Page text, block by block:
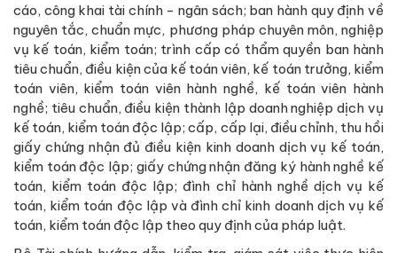
cáo, công khai tài chính - ngân sách; ban hành quy định về
nguyên tắc, chuẩn mực, phương pháp chuyên môn, nghiệp
vụ kế toán, kiểm toán; trình cấp có thẩm quyền ban hành
tiêu chuẩn, điều kiện của kế toán viên, kế toán trưởng, kiểm
toán viên, kiểm toán viên hành nghề, kế toán viên hành
nghề; tiêu chuẩn, điều kiện thành lập doanh nghiệp dịch vụ
kế toán, kiểm toán độc lập; cấp, cấp lại, điều chỉnh, thu hồi
giấy chứng nhận đủ điều kiện kinh doanh dịch vụ kế toán,
kiểm toán độc lập; giấy chứng nhận đăng ký hành nghề kế
toán, kiểm toán độc lập; đình chỉ hành nghề dịch vụ kế
toán, kiểm toán độc lập và đình chỉ kinh doanh dịch vụ kế
toán, kiểm toán độc lập theo quy định của pháp luật.